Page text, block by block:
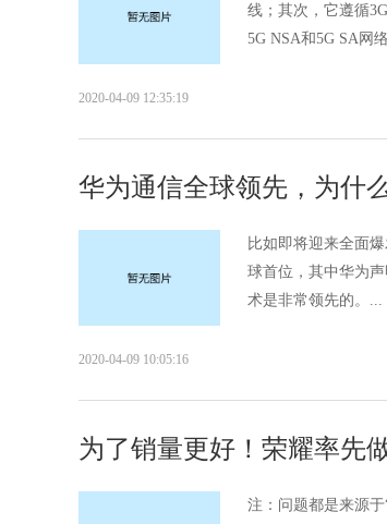
线；其次，它遵循
5G NSA和5G SA网
2020-04-09 12:35:19
华为通信全球领先，为什
比如即将迎来全面
球首位，其中华为
术是非常领先的。...
2020-04-09 10:05:16
为了销量更好！荣耀率先
注：问题都是来源